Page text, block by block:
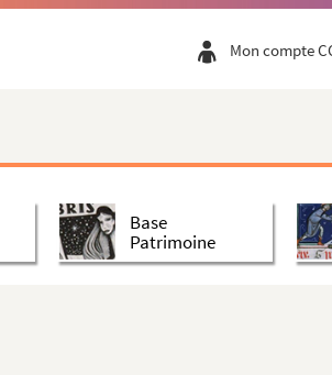
Mon compte
Base
Patrimoine